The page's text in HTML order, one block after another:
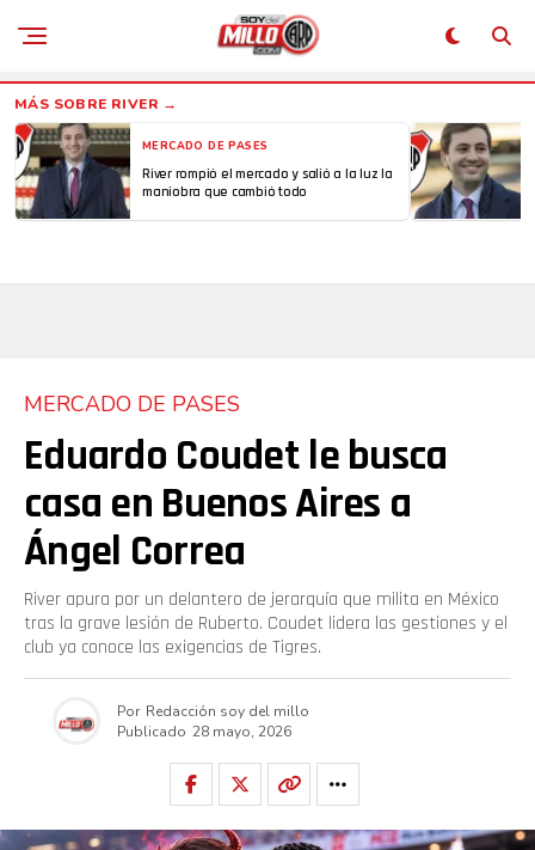
MERCADO DE PASES
River rompió el mercado y salió a la luz la
maniobra que cambió todo
MERCADO DE PASES
Eduardo Coudet le busca
casa en Buenos Aires a
Ángel Correa
River apura por un delantero de jerarquía que milita en México
tras la grave lesión de Ruberto. Coudet lidera las gestiones y el
club ya conoce las exigencias de Tigres.
Por Redacción soy del millo
Publicado 28 mayo, 2026